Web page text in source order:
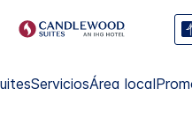
ServiciosÁrea local